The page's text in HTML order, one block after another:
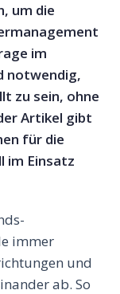
um die
im
notwendig,
zu sein, ohne
Artikel gibt
für die
im Einsatz
immer
und
ab. So